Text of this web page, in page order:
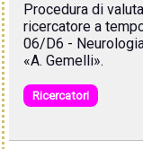
Procedura di
ricercatore a
06/D6 -
«A. Gemelli».
Ricercatori